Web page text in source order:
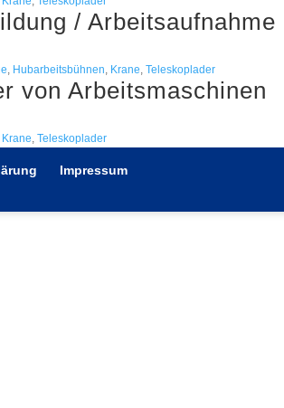
/
, Hubarbeitsbühnen, Krane, Teleskoplader
von Arbeitsmaschinen
Krane, Teleskoplader
Impressum